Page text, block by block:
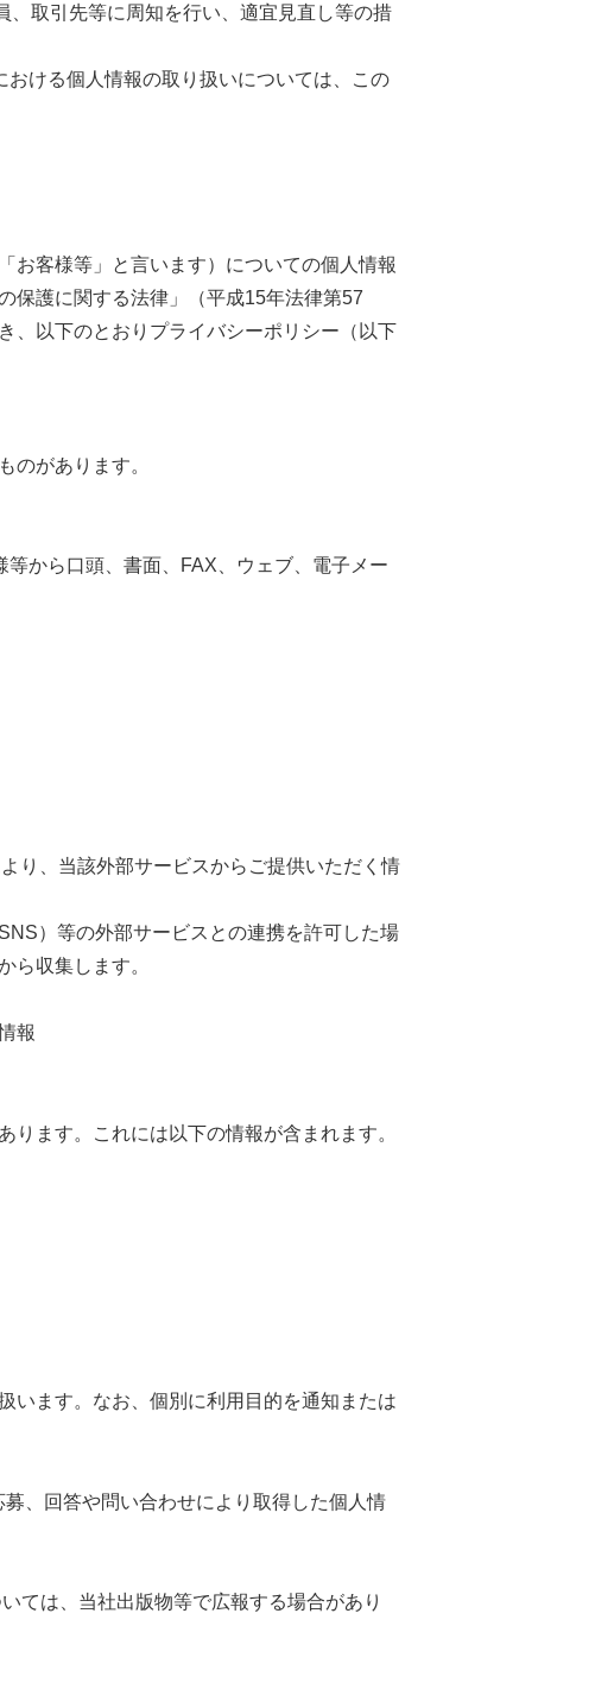
取引先等に周知を行い、適宜見直し等の措
ける個人情報の取り扱いについては、この
お客様等」と言います）についての個人情報
保護に関する法律」（平成15年法律第57
、以下のとおりプライバシーポリシー（以下
のがあります。
から口頭、書面、FAX、ウェブ、電子メー
り、当該外部サービスからご提供いただく情
）等の外部サービスとの連携を許可した場
ら収集します。
報
ます。これには以下の情報が含まれます。
います。なお、個別に利用目的を通知または
、回答や問い合わせにより取得した個人情
ては、当社出版物等で広報する場合があり